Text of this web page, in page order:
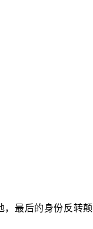
最后的身份反转